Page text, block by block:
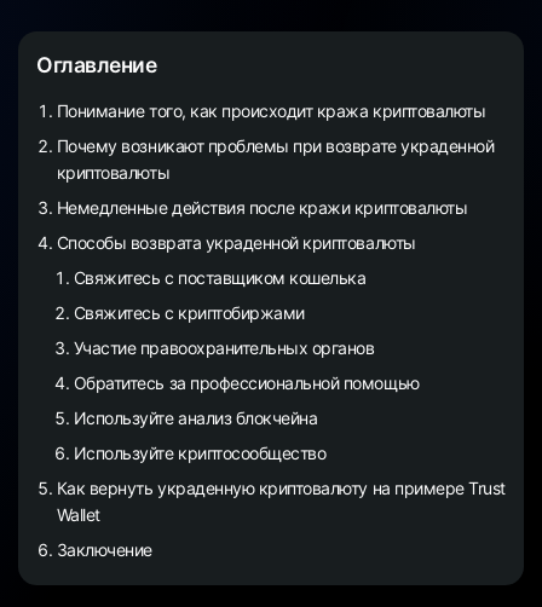
Оглавление
Понимание того, как происходит кража криптовалюты
Почему возникают проблемы при возврате украденной
криптовалюты
Немедленные действия после кражи криптовалюты
Способы возврата украденной криптовалюты
Свяжитесь с поставщиком кошелька
Свяжитесь с криптобиржами
Участие правоохранительных органов
Обратитесь за профессиональной помощью
Используйте анализ блокчейна
Используйте криптосообщество
Как вернуть украденную криптовалюту на примере Trust
Wallet
Заключение